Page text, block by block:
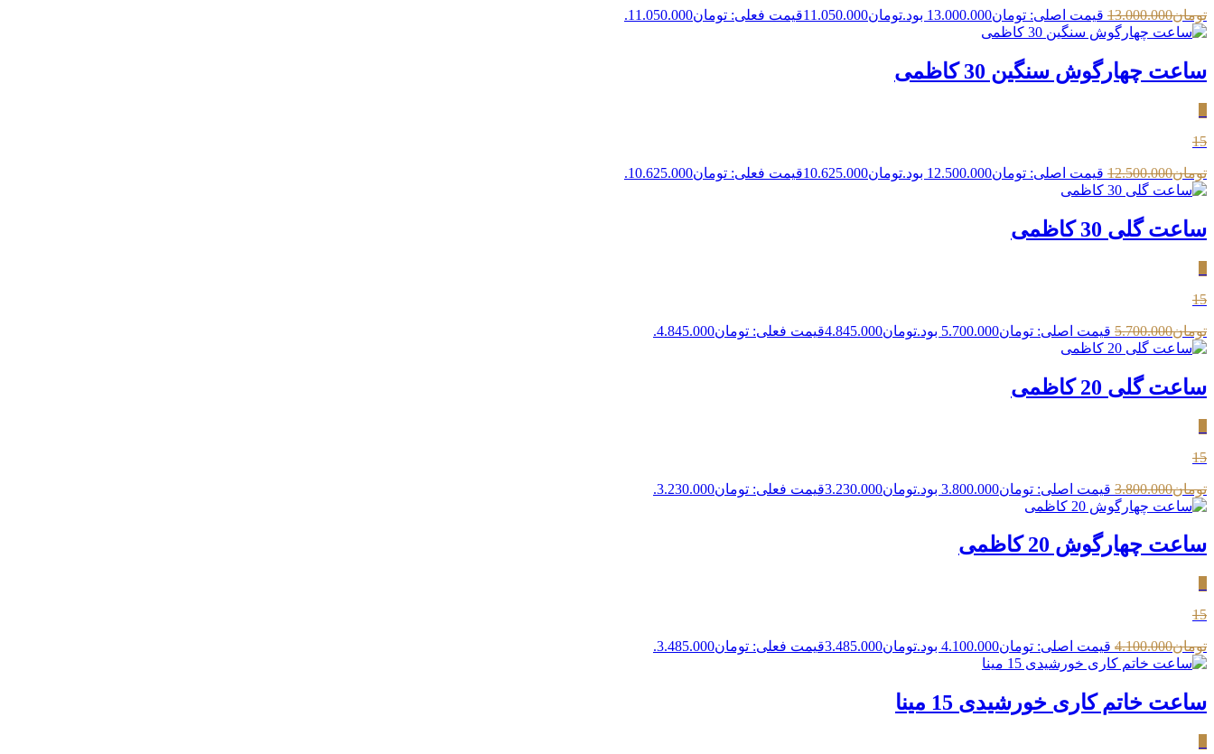
تومان13.000.000 قیمت اصلی: تومان13.000.000 بود. تومان11.050.000قیمت فعلی: تومان11.050.000.
ساعت چهارگوش سنگین 30 کاظمی
15
تومان12.500.000 قیمت اصلی: تومان12.500.000 بود. تومان10.625.000قیمت فعلی: تومان10.625.000.
ساعت گلی 30 کاظمی
15
تومان5.700.000 قیمت اصلی: تومان5.700.000 بود. تومان4.845.000قیمت فعلی: تومان4.845.000.
ساعت گلی 20 کاظمی
15
تومان3.800.000 قیمت اصلی: تومان3.800.000 بود. تومان3.230.000قیمت فعلی: تومان3.230.000.
ساعت چهارگوش 20 کاظمی
15
تومان4.100.000 قیمت اصلی: تومان4.100.000 بود. تومان3.485.000قیمت فعلی: تومان3.485.000.
ساعت خاتم کاری خورشیدی 15 مینا